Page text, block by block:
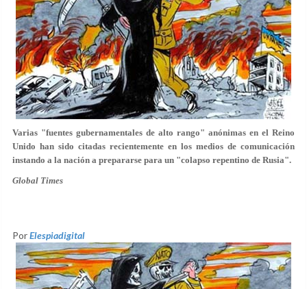
Varias "fuentes gubernamentales de alto rango" anónimas en el Reino
Unido han sido citadas recientemente en los medios de comunicación
instando a la nación a prepararse para un "colapso repentino de Rusia".
Global Times
PorElespiadigital